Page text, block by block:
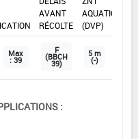
AVANT
RÉCOLTE
AQUATIQUE
(DVP)
Max
: 39
F
(BBCH
39)
5 m
(-)
: